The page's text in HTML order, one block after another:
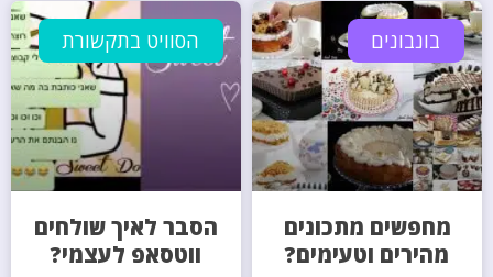
בונבונים
מחפשים מתכונים
מהירים וטעימים?
הסוויט בתקשורת
הסבר לאיך שולחים
ווטסאפ לעצמי?